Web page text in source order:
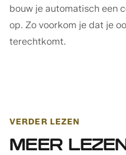
bouw je automatisch een
op. Zo voorkom je dat je
terechtkomt.
VERDER LEZEN
MEER